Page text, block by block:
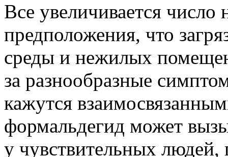
Все увеличивается число
предположения, что
среды и нежилых
за разнообразные
кажутся
формальдегид может
у чувствительных людей,